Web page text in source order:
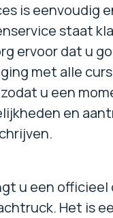
is eenvoudig
staat
ervoor dat u
met alle
u een
en
u een
Het is